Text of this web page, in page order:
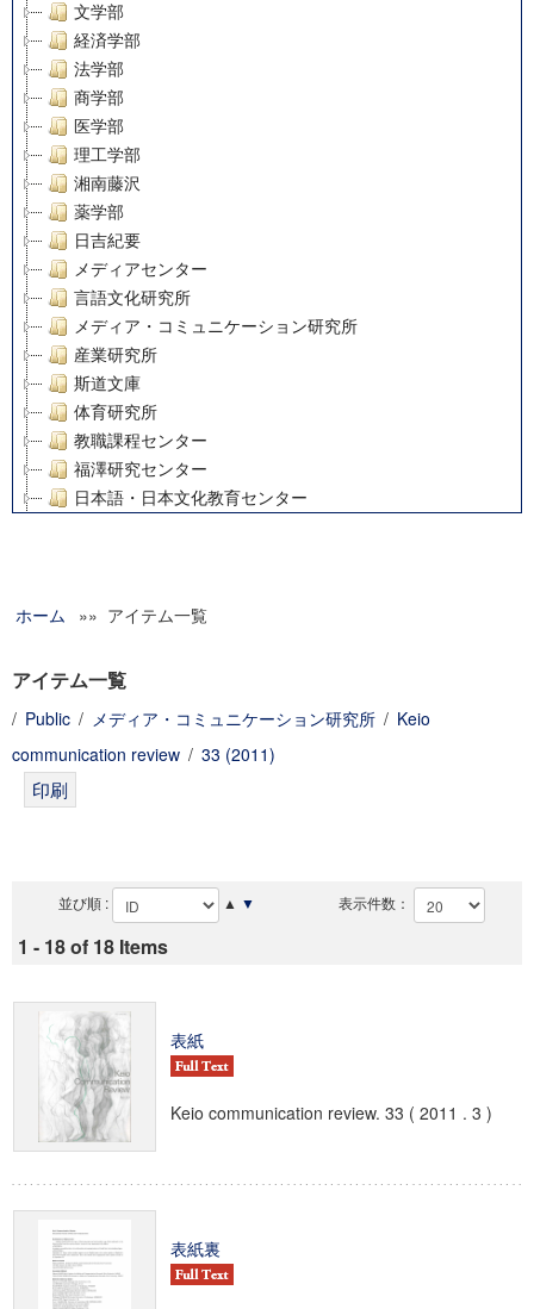
文学部
経済学部
法学部
商学部
医学部
理工学部
湘南藤沢
薬学部
日吉紀要
メディアセンター
言語文化研究所
メディア・コミュニケーション研究所
産業研究所
斯道文庫
体育研究所
教職課程センター
福澤研究センター
日本語・日本文化教育センター
グローバルリサーチインスティテュート
科学研究費補助金研究成果報告書
慶應義塾大学グローバルCOEプログラム市民社会ガバナンス
慶應義塾大学グローバルCOEプログラム論理と感性の先端的
学術雑誌掲載論文等(8)
ホーム »» アイテム一覧
アイテム一覧
/ Public / メディア・コミュニケーション研究所 / Keio
communication review / 33 (2011)
並び順 : ▲ ▼ 表示件数：
1 - 18 of 18 Items
表紙
Keio communication review. 33 ( 2011 . 3 )
表紙裏